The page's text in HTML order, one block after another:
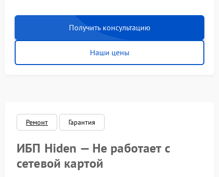
Получить консультацию
Наши цены
Ремонт Гарантия
ИБП Hiden — Не работает с
сетевой картой